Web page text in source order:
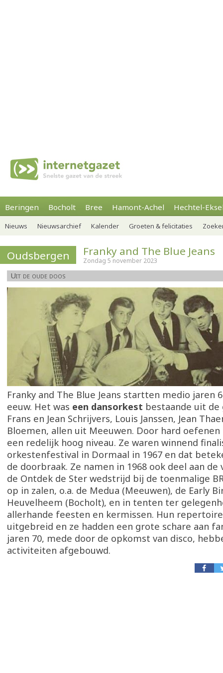
Beringen Bocholt Bree Hamont-Achel Hechtel-
Nieuws Nieuwsarchief Kalender Groeten & felicitaties
Oudsbergen Franky and The Blue Jeans
Zondag 5 november 2023
Uit de oude doos
Franky and The Blue Jeans startten medio jaren
eeuw. Het was een dansorkest bestaande uit
Frans en Jean Schrijvers, Louis Janssen, Jean
Bloemen, allen uit Meeuwen. Door hard
een redelijk hoog niveau. Ze waren winnend
orkestenfestival in Dormaal in 1967 en dat
de doorbraak. Ze namen in 1968 ook deel aan de
de Ontdek de Ster wedstrijd bij de toenmalige
op in zalen, o.a. de Medua (Meeuwen), de Early
Heuvelheem (Bocholt), en in tenten ter
allerhande feesten en kermissen. Hun
uitgebreid en ze hadden een grote schare aan
jaren 70, mede door de opkomst van disco,
activiteiten afgebouwd.